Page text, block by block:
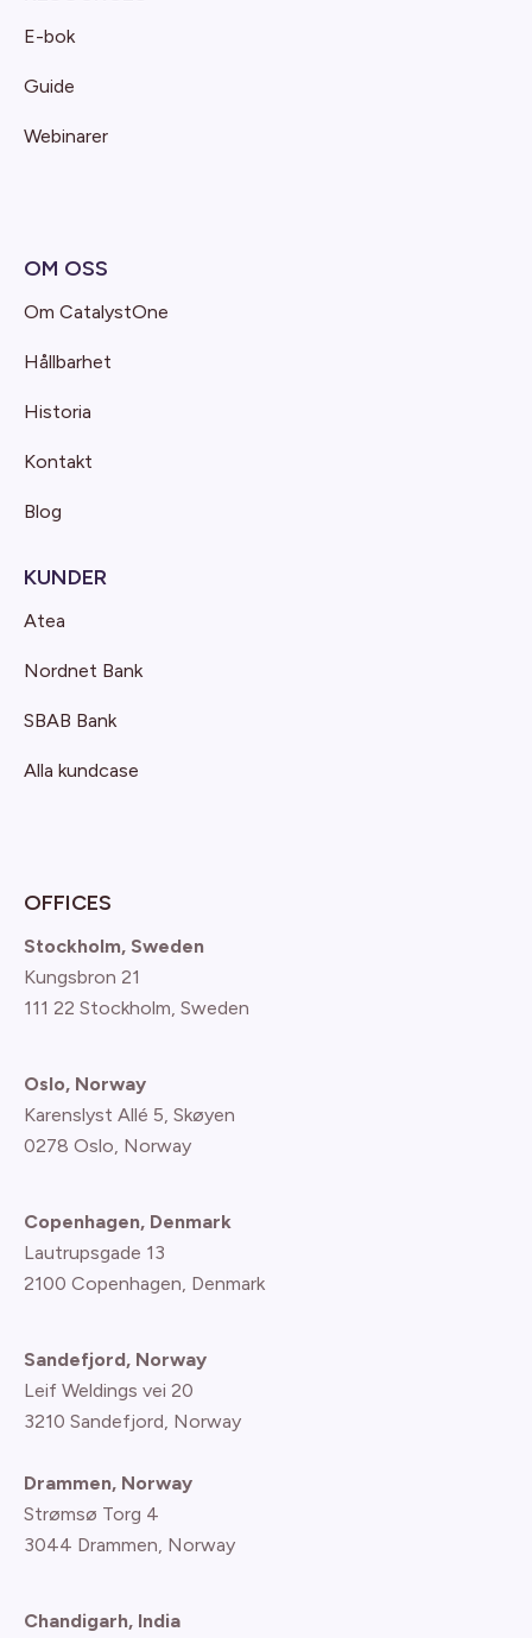
E-bok
Guide
Webinarer
OM OSS
Om CatalystOne
Hållbarhet
Historia
Kontakt
Blog
KUNDER
Atea
Nordnet Bank
SBAB Bank
Alla kundcase
OFFICES
Stockholm, Sweden
Kungsbron 21
111 22 Stockholm, Sweden
Oslo, Norway
Karenslyst Allé 5, Skøyen
0278 Oslo, Norway
Copenhagen, Denmark
Lautrupsgade 13
2100 Copenhagen , Denmark
Sandefjord, Norway
Leif Weldings vei 20
3210 Sandefjord, Norway
Drammen, Norway
Strømsø Torg 4
3044 Drammen, Norway
Chandigarh, India